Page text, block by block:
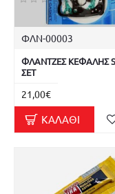
ΦΛΝ-00003
ΦΛΑΝΤΖΕΣ ΚΕΦΑΛΗΣ
ΣΕΤ
21,00€
ΚΑΛΆΘΙ